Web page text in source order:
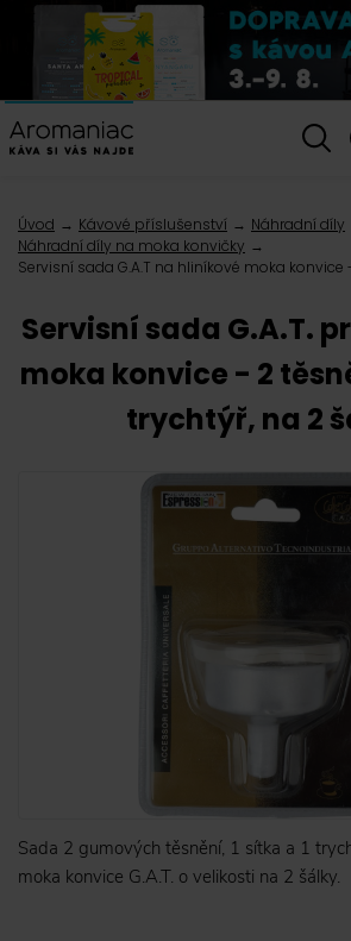
Úvod Kávové příslušenství
Náhradní díly
Náhradní díly na moka konvičky
Servisní sada G.A.T na hliníkové moka konvice
Servisní sada G.A.T.
moka konvice - 2
trychtýř, na 2
Sada 2 gumových těsnění, 1 sítka a 1
moka konvice G.A.T. o velikosti na 2 šálky.